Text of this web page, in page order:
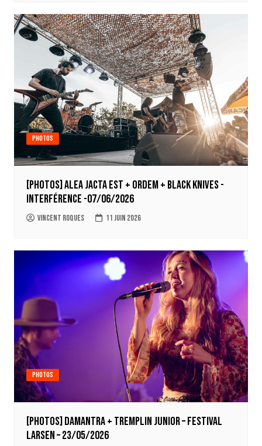
Photos
[Photos] Alea Jacta Est + Ordem + Black Knives -
Interférence -07/06/2026
Vincent Roques 11 juin 2026
Photos
[Photos] Damantra + tremplin junior – Festival
Larsen – 23/05/2026